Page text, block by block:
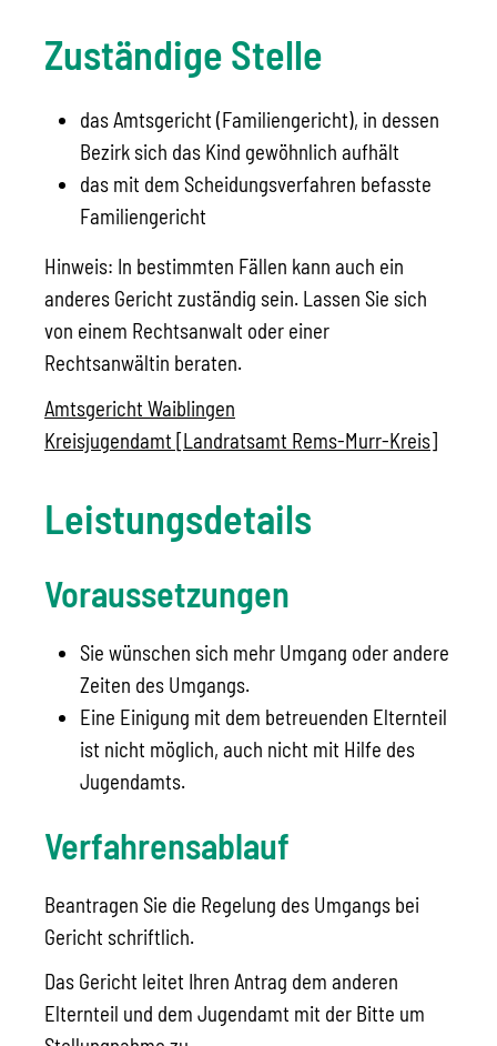
Zuständige Stelle
das Amtsgericht (Familiengericht), in dessen
Bezirk sich das Kind gewöhnlich aufhält
das mit dem Scheidungsverfahren befasste
Familiengericht
Hinweis: In bestimmten Fällen kann auch ein
anderes Gericht zuständig sein. Lassen Sie sich
von einem Rechtsanwalt oder einer
Rechtsanwältin beraten.
Amtsgericht Waiblingen
Kreisjugendamt [Landratsamt Rems-Murr-Kreis]
Leistungsdetails
Voraussetzungen
Sie wünschen sich mehr Umgang oder andere
Zeiten des Umgangs.
Eine Einigung mit dem betreuenden Elternteil
ist nicht möglich, auch nicht mit Hilfe des
Jugendamts.
Verfahrensablauf
Beantragen Sie die Regelung des Umgangs bei
Gericht schriftlich.
Das Gericht leitet Ihren Antrag dem anderen
Elternteil und dem Jugendamt mit der Bitte um